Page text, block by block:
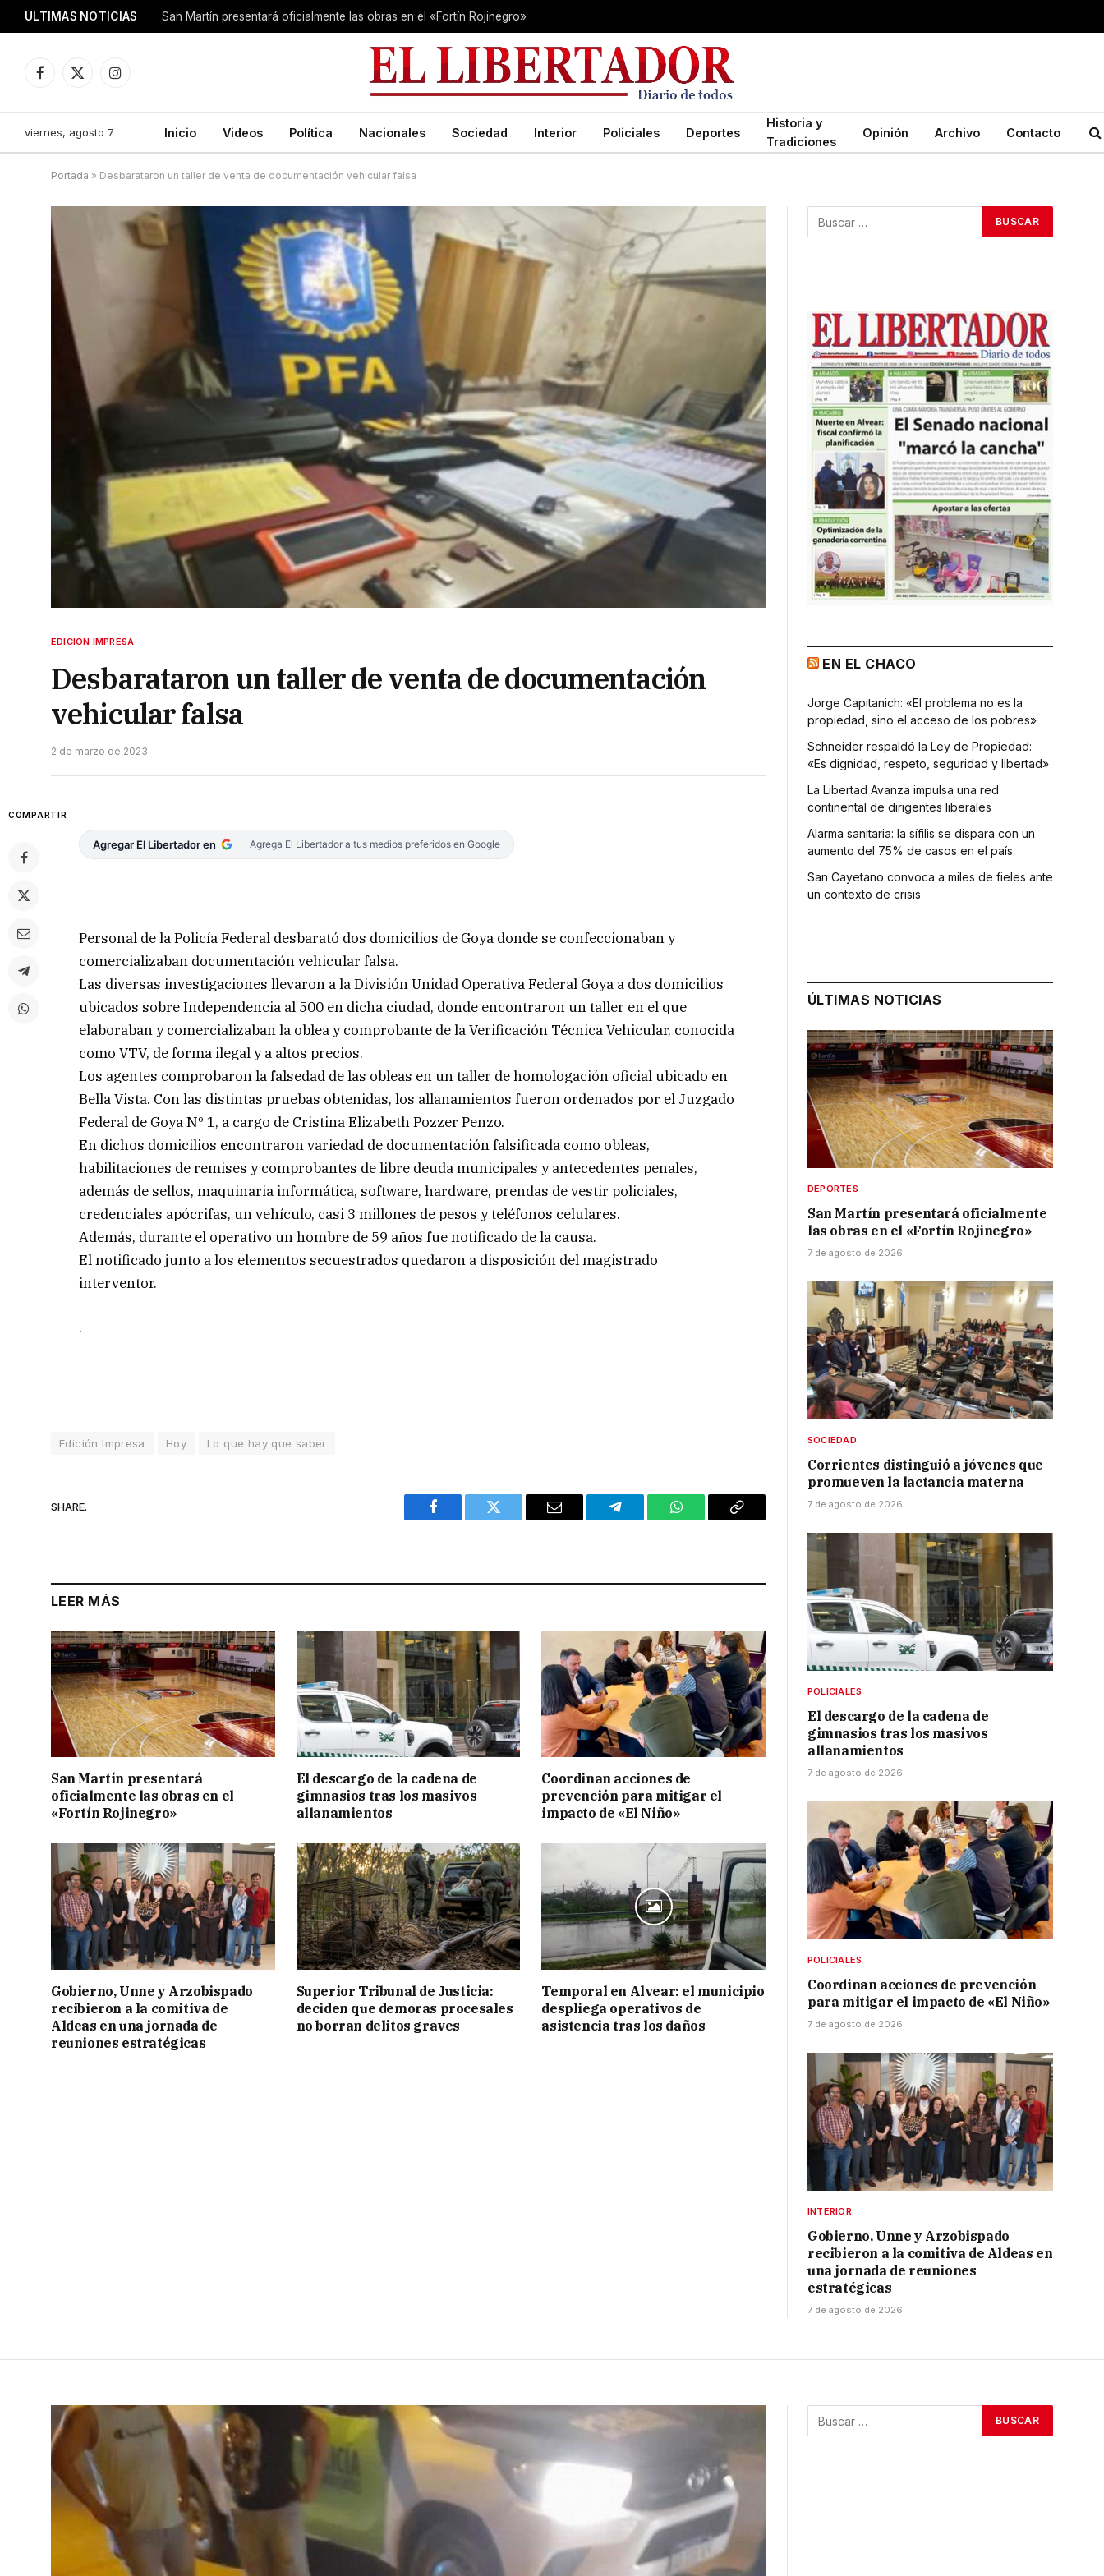
ULTIMAS NOTICIAS San Martín presentará oficialmente las obras en el «Fortín Rojinegro»
Facebook
X
Instagram
viernes, agosto 7 Inicio Videos Política Nacionales Sociedad Interior Policiales Deportes
Historia y
Tradiciones
Opinión Archivo Contacto
Portada » Desbarataron un taller de venta de documentación vehicular falsa
EDICIÓN IMPRESA
Desbarataron un taller de venta de documentación
vehicular falsa
2 de marzo de 2023
COMPARTIR
Agregar El Libertador en Agrega El Libertador a tus medios preferidos en Google
Personal de la Policía Federal desbarató dos domicilios de Goya donde se confeccionaban y
comercializaban documentación vehicular falsa.
Las diversas investigaciones llevaron a la División Unidad Operativa Federal Goya a dos domicilios
ubicados sobre Independencia al 500 en dicha ciudad, donde encontraron un taller en el que
elaboraban y comercializaban la oblea y comprobante de la Verificación Técnica Vehicular, conocida
como VTV, de forma ilegal y a altos precios.
Los agentes comprobaron la falsedad de las obleas en un taller de homologación oficial ubicado en
Bella Vista. Con las distintas pruebas obtenidas, los allanamientos fueron ordenados por el Juzgado
Federal de Goya Nº 1, a cargo de Cristina Elizabeth Pozzer Penzo.
En dichos domicilios encontraron variedad de documentación falsificada como obleas,
habilitaciones de remises y comprobantes de libre deuda municipales y antecedentes penales,
además de sellos, maquinaria informática, software, hardware, prendas de vestir policiales,
credenciales apócrifas, un vehículo, casi 3 millones de pesos y teléfonos celulares.
Además, durante el operativo un hombre de 59 años fue notificado de la causa.
El notificado junto a los elementos secuestrados quedaron a disposición del magistrado
interventor.
.
Edición Impresa Hoy Lo que hay que saber
SHARE.
Facebook Twitter Email Telegram WhatsAppCopy
LEER MÁS
San Martín presentará
oficialmente las obras en el
«Fortín Rojinegro»
El descargo de la cadena de
gimnasios tras los masivos
allanamientos
Coordinan acciones de
prevención para mitigar el
impacto de «El Niño»
Gobierno, Unne y Arzobispado
recibieron a la comitiva de
Aldeas en una jornada de
reuniones estratégicas
Superior Tribunal de Justicia:
deciden que demoras procesales
no borran delitos graves
Temporal en Alvear: el municipio
despliega operativos de
asistencia tras los daños
EN EL CHACO
Jorge Capitanich: «El problema no es la
propiedad, sino el acceso de los pobres»
Schneider respaldó la Ley de Propiedad:
«Es dignidad, respeto, seguridad y libertad»
La Libertad Avanza impulsa una red
continental de dirigentes liberales
Alarma sanitaria: la sífilis se dispara con un
aumento del 75% de casos en el país
San Cayetano convoca a miles de fieles ante
un contexto de crisis
ÚLTIMAS NOTICIAS
DEPORTES
San Martín presentará oficialmente
las obras en el «Fortín Rojinegro»
7 de agosto de 2026
SOCIEDAD
Corrientes distinguió a jóvenes que
promueven la lactancia materna
7 de agosto de 2026
POLICIALES
El descargo de la cadena de
gimnasios tras los masivos
allanamientos
7 de agosto de 2026
POLICIALES
Coordinan acciones de prevención
para mitigar el impacto de «El Niño»
7 de agosto de 2026
INTERIOR
Gobierno, Unne y Arzobispado
recibieron a la comitiva de Aldeas en
una jornada de reuniones
estratégicas
7 de agosto de 2026